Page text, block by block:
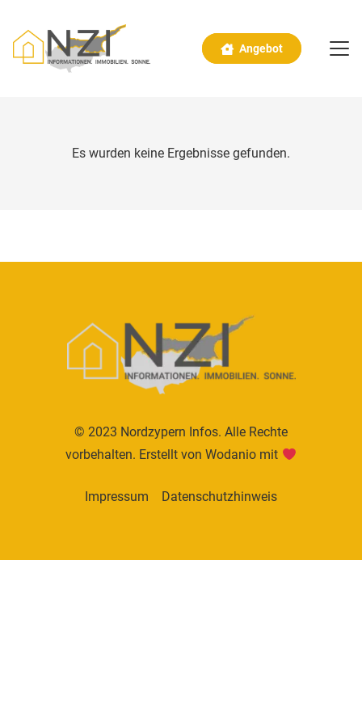
Angebot
Es wurden keine Ergebnisse gefunden.
© 2023 Nordzypern Infos. Alle Rechte
vorbehalten. Erstellt vonWodanio mit
Impressum Datenschutzhinweis